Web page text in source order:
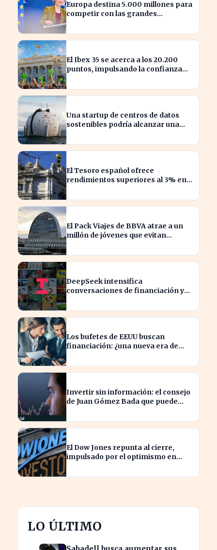
Europa destina 5.000 millones para
competir con las grandes
El Ibex 35 se acerca a los 20.200
puntos, impulsando la confianza
Una startup de centros de datos
sostenibles podría alcanzar una
El Tesoro español ofrece
rendimientos superiores al 3% en
El Pack Viajes de BBVA atrae a un
millón de jóvenes que evitan
DeepSeek intensifica
conversaciones de financiación y
modelos
Los bufetes de EEUU buscan
financiación: ¿una nueva era de
Invertir sin información: el consejo
de Juan Gómez Bada que puede
El Dow Jones repunta al cierre,
impulsado por el optimismo en
LO ÚLTIMO